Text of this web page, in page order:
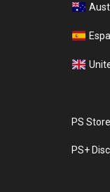
PS
PS+